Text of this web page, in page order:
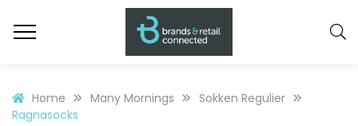
Home Many Mornings
Sokken Regulier
Ragnasocks